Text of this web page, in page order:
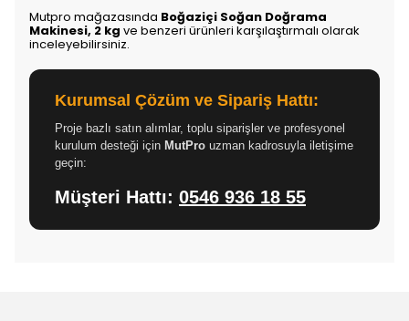
Mutpro mağazasında Boğaziçi Soğan Doğrama
Makinesi, 2 kg ve benzeri ürünleri karşılaştırmalı olarak
inceleyebilirsiniz.
Kurumsal Çözüm ve Sipariş Hattı:
Proje bazlı satın alımlar, toplu siparişler ve profesyonel
kurulum desteği için MutPro uzman kadrosuyla iletişime
geçin:
Müşteri Hattı: 0546 936 18 55